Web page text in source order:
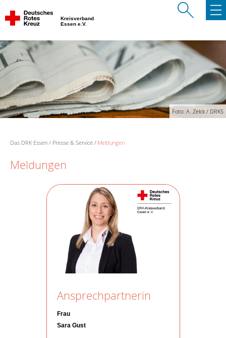
Kreisverband
Essen e.V.
Foto: A. Zelck / DRKS
Das DRK Essen Presse & Service Meldungen
Meldungen
Ansprechpartnerin
Frau
Sara Gust